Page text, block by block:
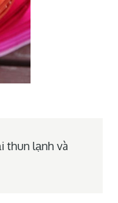
thun lạnh và